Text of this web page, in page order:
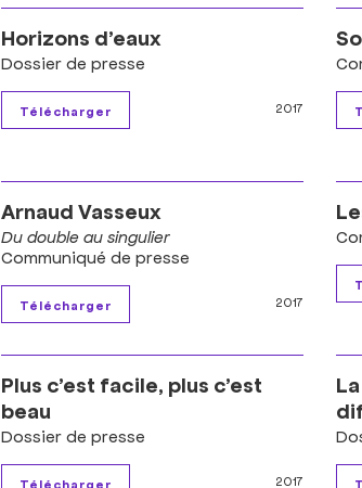
Horizons d’eaux
Dossier de presse
2017
Arnaud Vasseux
Du double au singulier
Communiqué de presse
2017
Plus c’est facile, plus c’est
beau
Dossier de presse
2017